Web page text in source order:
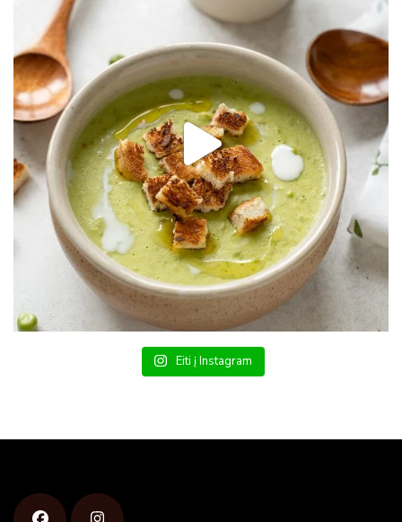
Eiti į Instagram